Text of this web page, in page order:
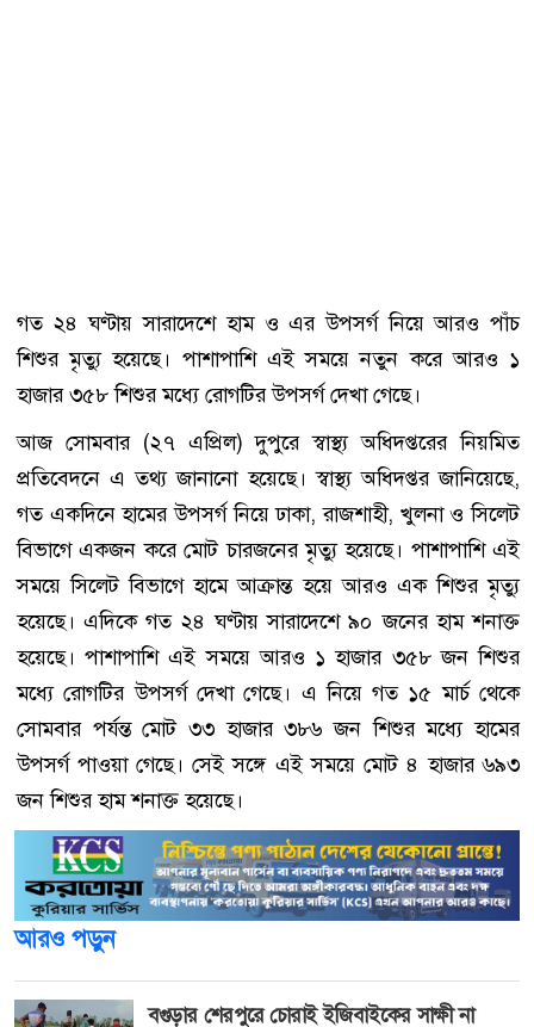
গত ২৪ ঘণ্টায় সারাদেশে হাম ও এর উপসর্গ নিয়ে আরও পাঁচ
শিশুর মৃত্যু হয়েছে। পাশাপাশি এই সময়ে নতুন করে আরও ১
হাজার ৩৫৮ শিশুর মধ্যে রোগটির উপসর্গ দেখা গেছে।
আজ সোমবার (২৭ এপ্রিল) দুপুরে স্বাস্থ্য অধিদপ্তরের নিয়মিত
প্রতিবেদনে এ তথ্য জানানো হয়েছে। স্বাস্থ্য অধিদপ্তর জানিয়েছে,
গত একদিনে হামের উপসর্গ নিয়ে ঢাকা, রাজশাহী, খুলনা ও সিলেট
বিভাগে একজন করে মোট চারজনের মৃত্যু হয়েছে। পাশাপাশি এই
সময়ে সিলেট বিভাগে হামে আক্রান্ত হয়ে আরও এক শিশুর মৃত্যু
হয়েছে। এদিকে গত ২৪ ঘণ্টায় সারাদেশে ৯০ জনের হাম শনাক্ত
হয়েছে। পাশাপাশি এই সময়ে আরও ১ হাজার ৩৫৮ জন শিশুর
মধ্যে রোগটির উপসর্গ দেখা গেছে। এ নিয়ে গত ১৫ মার্চ থেকে
সোমবার পর্যন্ত মোট ৩৩ হাজার ৩৮৬ জন শিশুর মধ্যে হামের
উপসর্গ পাওয়া গেছে। সেই সঙ্গে এই সময়ে মোট ৪ হাজার ৬৯৩
জন শিশুর হাম শনাক্ত হয়েছে।
আরও পড়ুন
বগুড়ার শেরপুরে চোরাই ইজিবাইকের সাক্ষী না